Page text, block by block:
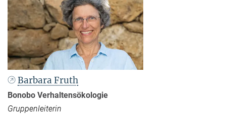
Barbara Fruth
Bonobo Verhaltensökologie
Gruppenleiterin